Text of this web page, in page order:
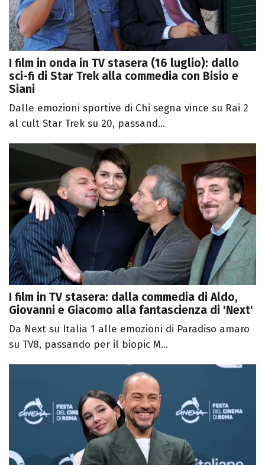
I film in onda in TV stasera (16 luglio): dallo
sci-fi di Star Trek alla commedia con Bisio e
Siani
Dalle emozioni sportive di Chi segna vince su Rai 2
al cult Star Trek su 20, passand...
I film in TV stasera: dalla commedia di Aldo,
Giovanni e Giacomo alla fantascienza di 'Next'
Da Next su Italia 1 alle emozioni di Paradiso amaro
su TV8, passando per il biopic M...